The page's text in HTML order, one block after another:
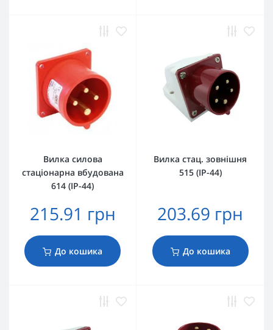
Вилка силова
стаціонарна вбудована
614 (IP-44)
215.91 грн
До кошика
Вилка стац. зовнішня
515 (IP-44)
203.69 грн
До кошика